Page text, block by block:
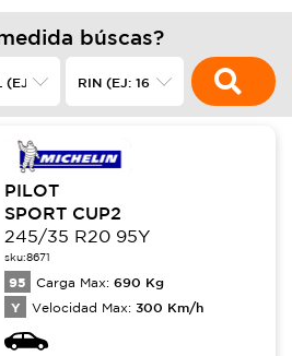
búscas?
PILOT
SPORT CUP2
245/35 R20 95Y
sku:8671
95 Carga Max: 690 Kg
Y Velocidad Max: 300 Km/h